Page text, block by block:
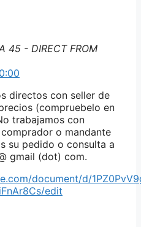
45 - DIRECT FROM
directos con seller de
(compruebelo en
trabajamos con
o mandante
su pedido o consulta a
gmail (dot) com.
document/d/
edit